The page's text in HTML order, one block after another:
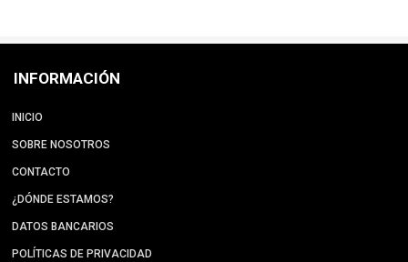
INFORMACIÓN
INICIO
SOBRE NOSOTROS
CONTACTO
¿DÓNDE ESTAMOS?
DATOS BANCARIOS
POLÍTICAS DE PRIVACIDAD